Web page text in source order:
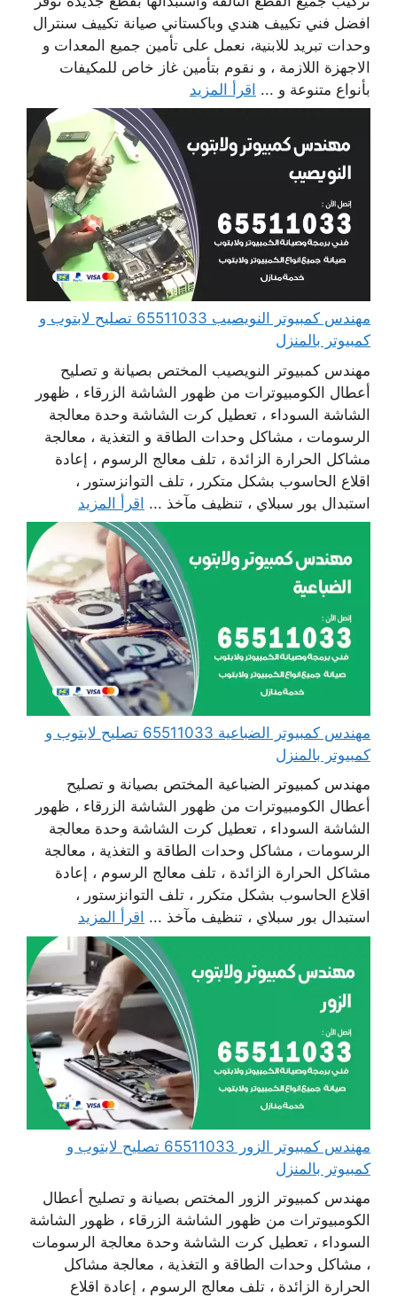
افضل فني تكييف هندي وباكستاني صيانة تكييف سنترال
وحدات تبريد للابنية، نعمل على تأمين جميع المعدات و
الاجهزة اللازمة ، و نقوم بتأمين غاز خاص للمكيفات
بأنواع متنوعة و ... اقرأ المزيد
مهندس كمبيوتر النويصيب 65511033 تصليح لابتوب و
كمبيوتر بالمنزل
مهندس كمبيوتر النويصيب المختص بصيانة و تصليح
أعطال الكومبيوترات من ظهور الشاشة الزرقاء ، ظهور
الشاشة السوداء ، تعطيل كرت الشاشة وحدة معالجة
الرسومات ، مشاكل وحدات الطاقة و التغذية ، معالجة
مشاكل الحرارة الزائدة ، تلف معالج الرسوم ، إعادة
اقلاع الحاسوب بشكل متكرر ، تلف التوانزستور ،
استبدال بور سبلاي ، تنظيف مآخذ ... اقرأ المزيد
مهندس كمبيوتر الضباعية 65511033 تصليح لابتوب و
كمبيوتر بالمنزل
مهندس كمبيوتر الضباعية المختص بصيانة و تصليح
أعطال الكومبيوترات من ظهور الشاشة الزرقاء ، ظهور
الشاشة السوداء ، تعطيل كرت الشاشة وحدة معالجة
الرسومات ، مشاكل وحدات الطاقة و التغذية ، معالجة
مشاكل الحرارة الزائدة ، تلف معالج الرسوم ، إعادة
اقلاع الحاسوب بشكل متكرر ، تلف التوانزستور ،
استبدال بور سبلاي ، تنظيف مآخذ ... اقرأ المزيد
مهندس كمبيوتر الزور 65511033 تصليح لابتوب و
كمبيوتر بالمنزل
مهندس كمبيوتر الزور المختص بصيانة و تصليح أعطال
الكومبيوترات من ظهور الشاشة الزرقاء ، ظهور الشاشة
السوداء ، تعطيل كرت الشاشة وحدة معالجة الرسومات
، مشاكل وحدات الطاقة و التغذية ، معالجة مشاكل
الحرارة الزائدة ، تلف معالج الرسوم ، إعادة اقلاع